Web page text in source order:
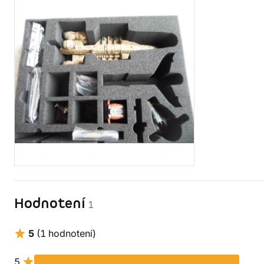
Hodnotení 1
5 (1 hodnotení)
5